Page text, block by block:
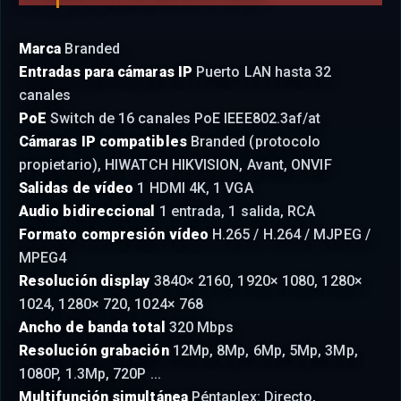
Marca Branded
Entradas para cámaras IP Puerto LAN hasta 32
canales
PoE Switch de 16 canales PoE IEEE802.3af/at
Cámaras IP compatiblesBranded (protocolo
propietario), HIWATCH HIKVISION, Avant, ONVIF
Salidas de vídeo 1 HDMI 4K, 1 VGA
Audio bidireccional 1 entrada, 1 salida, RCA
Formato compresión vídeo H.265 / H.264 / MJPEG /
MPEG4
Resolución display3840× 2160, 1920× 1080, 1280×
1024, 1280× 720, 1024× 768
Ancho de banda total 320 Mbps
Resolución grabación12Mp, 8Mp, 6Mp, 5Mp, 3Mp,
1080P, 1.3Mp, 720P ...
Multifunción simultáneaPéntaplex: Directo,